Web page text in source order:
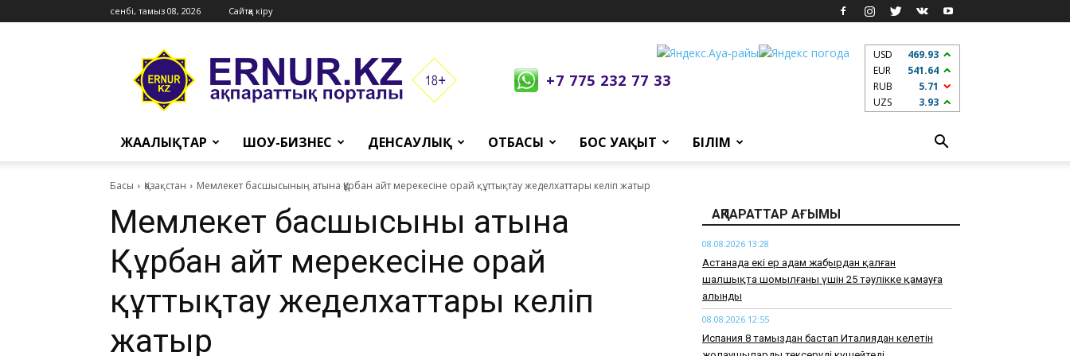
сенбі, тамыз 08, 2026 Сайтқа кіру
Ernur
Press
+7 775 232 77 33
USD
469.93
EUR
541.64
RUB
5.71
UZS
3.93
ЖАҢАЛЫҚТАР ШОУ-БИЗНЕС ДЕНСАУЛЫҚ ОТБАСЫ БОС УАҚЫТ БІЛІМ
Басы Қазақстан ​Мемлекет басшысының атына Құрбан айт мерекесіне орай құттықтау жеделхаттары келіп жатыр
​Мемлекет басшысының атына
Құрбан айт мерекесіне орай
құттықтау жеделхаттары келіп
жатыр
АҚПАРАТТАР АҒЫМЫ
08.08.2026 13:28
Астанада екі ер адам жаңбырдан қалған
шалшықта шомылғаны үшін 25 тәулікке қамауға
алынды
08.08.2026 12:55
Испания 8 тамыздан бастап Италиядан келетін